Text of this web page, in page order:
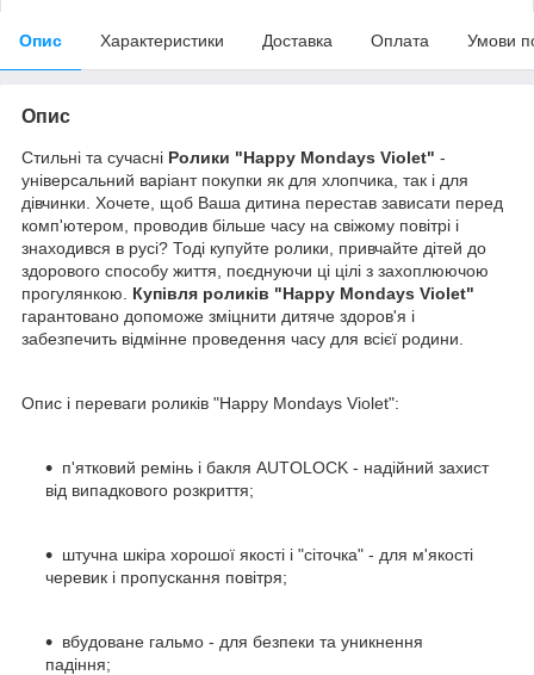
Опис Характеристики Доставка Оплата Умови
Опис
Стильні та сучасні Ролики "Happy Mondays Violet" -
універсальний варіант покупки як для хлопчика, так і для
дівчинки. Хочете, щоб Ваша дитина перестав зависати перед
комп'ютером, проводив більше часу на свіжому повітрі і
знаходився в русі? Тоді купуйте ролики, привчайте дітей до
здорового способу життя, поєднуючи ці цілі з захоплюючою
прогулянкою. Купівля роликів "Happy Mondays Violet"
гарантовано допоможе зміцнити дитяче здоров'я і
забезпечить відмінне проведення часу для всієї родини.
Опис і переваги роликів "Happy Mondays Violet":
п'ятковий ремінь і бакля AUTОLOCK - надійний захист
від випадкового розкриття;
штучна шкіра хорошої якості і "сіточка" - для м'якості
черевик і пропускання повітря;
вбудоване гальмо - для безпеки та уникнення
падіння;